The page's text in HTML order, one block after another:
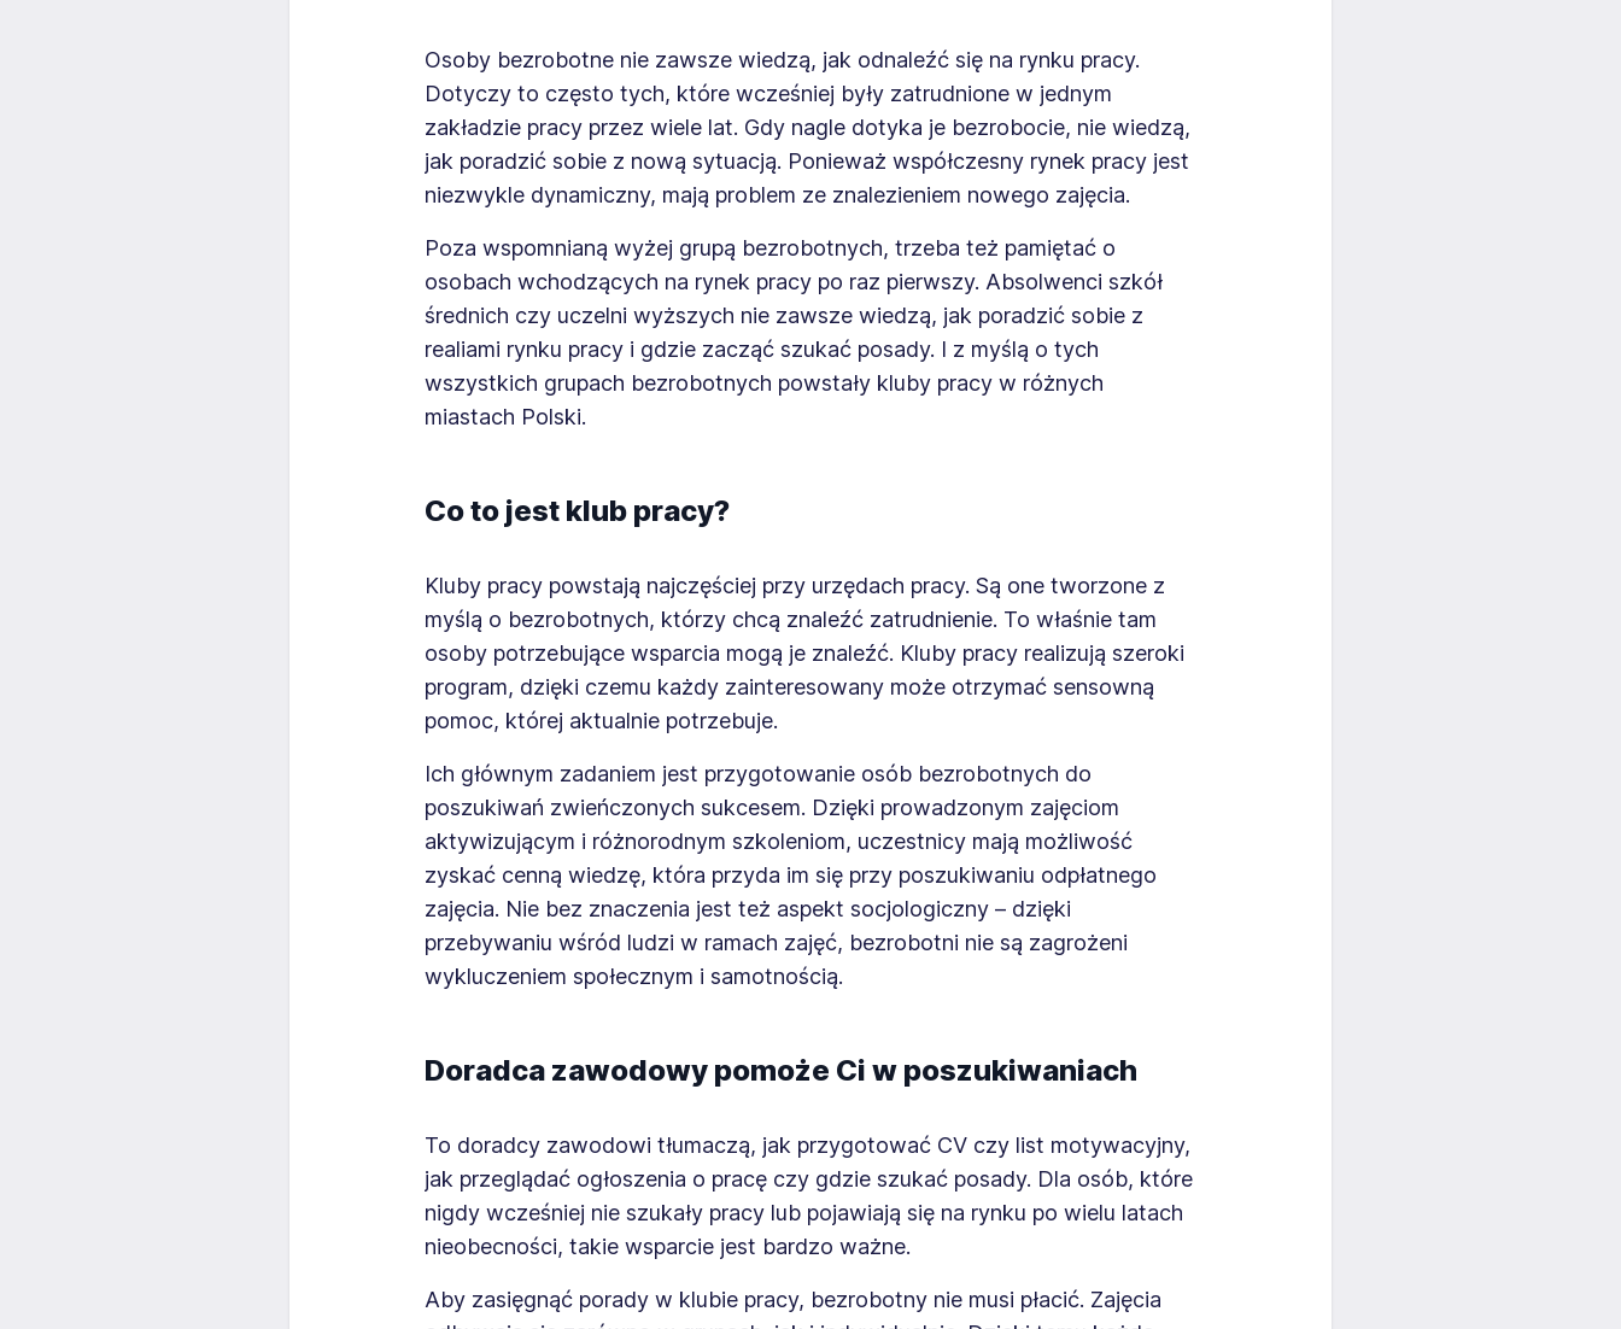
Osoby bezrobotne nie zawsze wiedzą, jak odnaleźć się na rynku pracy.
Dotyczy to często tych, które wcześniej były zatrudnione w jednym
zakładzie pracy przez wiele lat. Gdy nagle dotyka je bezrobocie, nie wiedzą,
jak poradzić sobie z nową sytuacją. Ponieważ współczesny rynek pracy jest
niezwykle dynamiczny, mają problem ze znalezieniem nowego zajęcia.
Poza wspomnianą wyżej grupą bezrobotnych, trzeba też pamiętać o
osobach wchodzących na rynek pracy po raz pierwszy. Absolwenci szkół
średnich czy uczelni wyższych nie zawsze wiedzą, jak poradzić sobie z
realiami rynku pracy i gdzie zacząć szukać posady. I z myślą o tych
wszystkich grupach bezrobotnych powstały kluby pracy w różnych
miastach Polski.
Co to jest klub pracy?
Kluby pracy powstają najczęściej przy urzędach pracy. Są one tworzone z
myślą o bezrobotnych, którzy chcą znaleźć zatrudnienie. To właśnie tam
osoby potrzebujące wsparcia mogą je znaleźć. Kluby pracy realizują szeroki
program, dzięki czemu każdy zainteresowany może otrzymać sensowną
pomoc, której aktualnie potrzebuje.
Ich głównym zadaniem jest przygotowanie osób bezrobotnych do
poszukiwań zwieńczonych sukcesem. Dzięki prowadzonym zajęciom
aktywizującym i różnorodnym szkoleniom, uczestnicy mają możliwość
zyskać cenną wiedzę, która przyda im się przy poszukiwaniu odpłatnego
zajęcia. Nie bez znaczenia jest też aspekt socjologiczny – dzięki
przebywaniu wśród ludzi w ramach zajęć, bezrobotni nie są zagrożeni
wykluczeniem społecznym i samotnością.
Doradca zawodowy pomoże Ci w poszukiwaniach
To doradcy zawodowi tłumaczą, jak przygotować CV czy list motywacyjny,
jak przeglądać ogłoszenia o pracę czy gdzie szukać posady. Dla osób, które
nigdy wcześniej nie szukały pracy lub pojawiają się na rynku po wielu latach
nieobecności, takie wsparcie jest bardzo ważne.
Aby zasięgnąć porady w klubie pracy, bezrobotny nie musi płacić. Zajęcia